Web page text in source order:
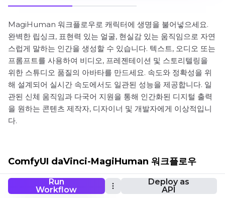
Run
Workflow
Deploy as
API
MagiHuman 워크플로우로 캐릭터에 생명을 불어넣으세요.
완벽한 립싱크, 표현력 있는 얼굴, 현실감 있는 움직임으로 자연
스럽게 말하는 인간을 생성할 수 있습니다. 텍스트, 오디오 또는
프롬프트를 사용하여 비디오, 프레젠테이션 및 스토리텔링을
위한 스튜디오 품질의 아바타를 만드세요. 속도와 정확성을 위
해 설계되어 실시간 속도에서도 일관된 성능을 제공합니다. 일
관된 신체 움직임과 다국어 지원을 통해 인간화된 디지털 출력
을 원하는 콘텐츠 제작자, 디자이너 및 개발자에게 이상적입니
다.
ComfyUI daVinci-MagiHuman 워크플로우